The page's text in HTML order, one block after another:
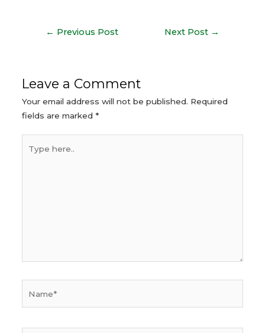
← Previous Post Next Post →
Leave a Comment
Your email address will not be published. Required
fields are marked *
here..